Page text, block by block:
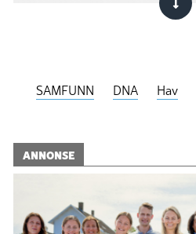
SAMFUNN DNA Hav
ANNONSE